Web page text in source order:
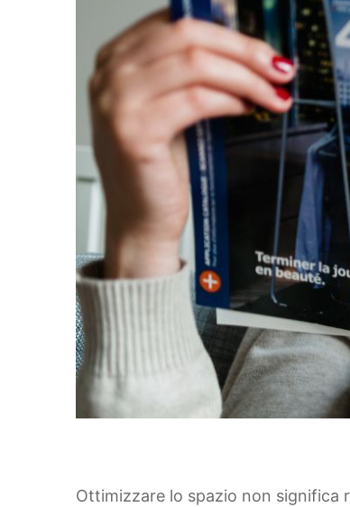
Ottimizzare lo spazio non significa